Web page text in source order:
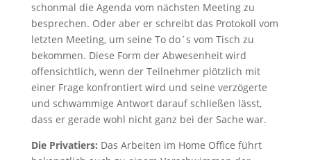
schonmal die Agenda vom nächsten Meeting zu
besprechen. Oder aber er schreibt das Protokoll vom
letzten Meeting, um seine To do´s vom Tisch zu
bekommen. Diese Form der Abwesenheit wird
offensichtlich, wenn der Teilnehmer plötzlich mit
einer Frage konfrontiert wird und seine verzögerte
und schwammige Antwort darauf schließen lässt,
dass er gerade wohl nicht ganz bei der Sache war.
Die Privatiers: Das Arbeiten im Home Office führt